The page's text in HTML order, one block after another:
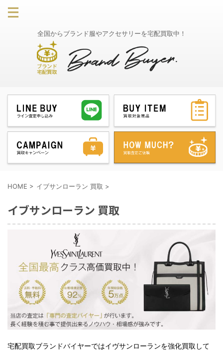
全国からブランド服やアクセサリーを宅配買取中！
HOME > イブサンローラン 買取 >
イブサンローラン 買取
宅配買取ブランドバイヤーではイヴサンローランを強化買取して